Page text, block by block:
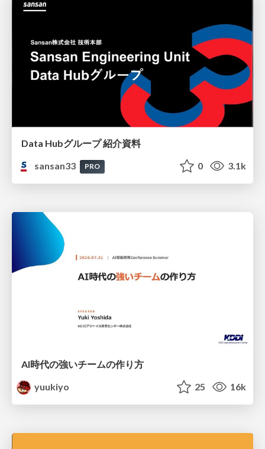
Data Hubグループ 紹介資料
sansan33
PRO 0 3.1k
AI時代の強いチームの作り方
yuukiyo
25 16k